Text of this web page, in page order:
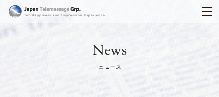
日本テレメッセージ